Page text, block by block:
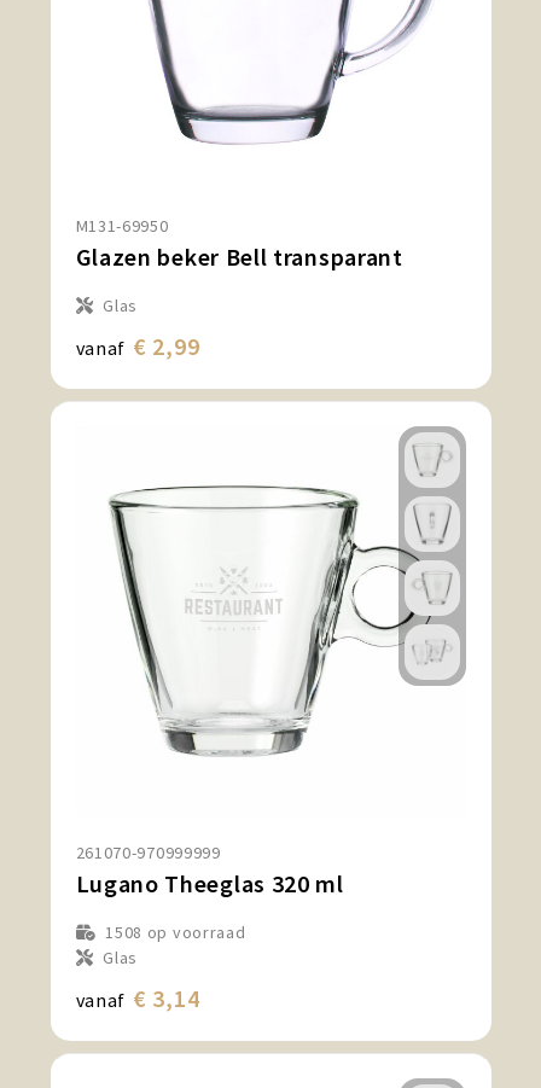
M131-69950
Glazen beker Bell transparant
Glas
vanaf € 2,99
261070-970999999
Lugano Theeglas 320 ml
1508 op voorraad
Glas
vanaf € 3,14